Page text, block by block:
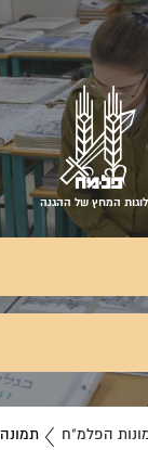
המחץ של ההגנה
הפלמ"ח תמונה